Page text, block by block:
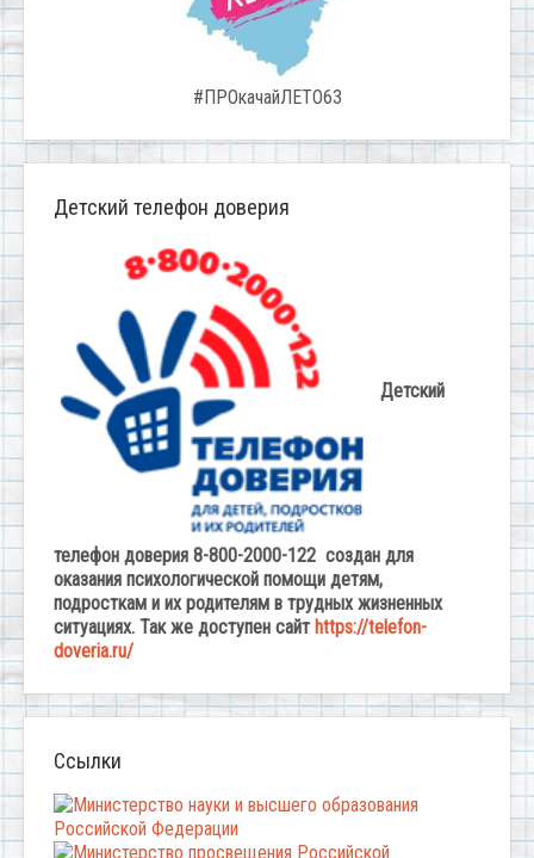
#ПРОкачайЛЕТО63
Детский телефон доверия
Детский
телефон доверия 8-800-2000-122 создан для
оказания психологической помощи детям,
подросткам и их родителям в трудных жизненных
ситуациях. Так же доступен сайт https://telefon-
doveria.ru/
Ссылки